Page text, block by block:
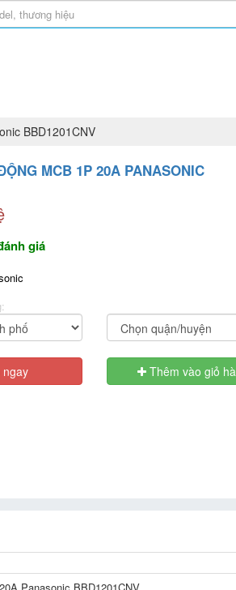
BBD1201CNV
MCB 1P 20A PANASONIC
giá
ngay Thêm vào giỏ